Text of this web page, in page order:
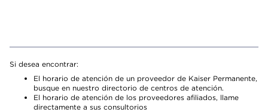
Si desea encontrar:
El horario de atención de un proveedor de Kaiser Permanente,
busque en nuestro directorio de centros de atención.
El horario de atención de los proveedores afiliados, llame
directamente a sus consultorios